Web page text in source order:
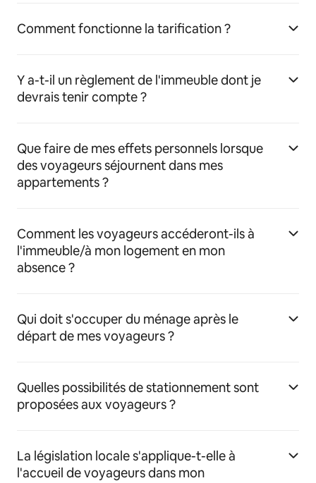
Comment fonctionne la tarification ?
Y a-t-il un règlement de l'immeuble dont je
devrais tenir compte ?
Que faire de mes effets personnels lorsque
des voyageurs séjournent dans mes
appartements ?
Comment les voyageurs accéderont-ils à
l'immeuble/à mon logement en mon
absence ?
Qui doit s'occuper du ménage après le
départ de mes voyageurs ?
Quelles possibilités de stationnement sont
proposées aux voyageurs ?
La législation locale s'applique-t-elle à
l'accueil de voyageurs dans mon